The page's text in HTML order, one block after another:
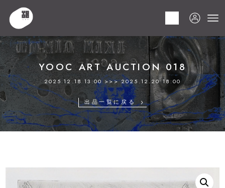
HOME
YOOC ART AUCTION 018
2025.12.18 13:00 >>> 2025.12.20 18:00
出品一覧に戻る